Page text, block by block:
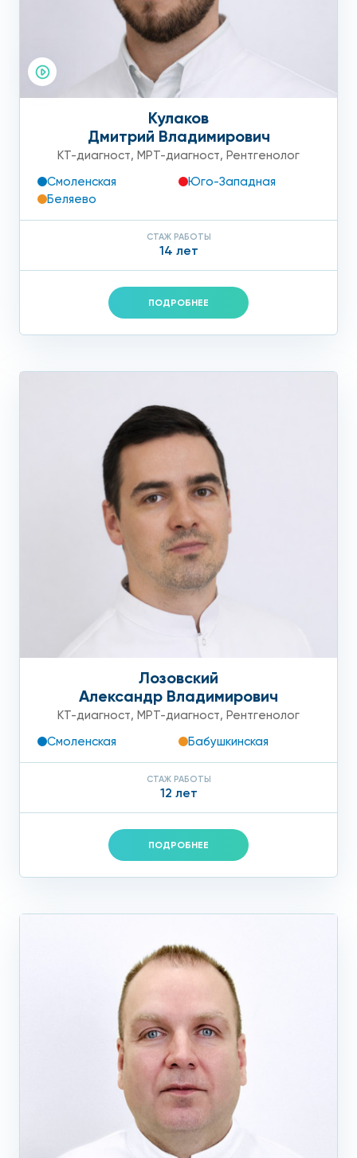
Кулаков
Дмитрий Владимирович
КТ-диагност, МРТ-диагност, Рентгенолог
Смоленская
Юго-Западная
Беляево
СТАЖ РАБОТЫ
14 лет
ПОДРОБНЕЕ
Лозовский
Александр Владимирович
КТ-диагност, МРТ-диагност, Рентгенолог
Смоленская
Бабушкинская
СТАЖ РАБОТЫ
12 лет
ПОДРОБНЕЕ